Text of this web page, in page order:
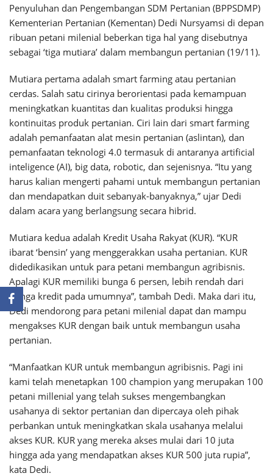
Penyuluhan dan Pengembangan SDM Pertanian (BPPSDMP)
Kementerian Pertanian (Kementan) Dedi Nursyamsi di depan
ribuan petani milenial beberkan tiga hal yang disebutnya
sebagai ‘tiga mutiara’ dalam membangun pertanian (19/11).
Mutiara pertama adalah smart farming atau pertanian
cerdas. Salah satu cirinya berorientasi pada kemampuan
meningkatkan kuantitas dan kualitas produksi hingga
kontinuitas produk pertanian. Ciri lain dari smart farming
adalah pemanfaatan alat mesin pertanian (aslintan), dan
pemanfaatan teknologi 4.0 termasuk di antaranya artificial
inteligence (AI), big data, robotic, dan sejenisnya. “Itu yang
harus kalian mengerti pahami untuk membangun pertanian
dan mendapatkan duit sebanyak-banyaknya,” ujar Dedi
dalam acara yang berlangsung secara hibrid.
Mutiara kedua adalah Kredit Usaha Rakyat (KUR). “KUR
ibarat ‘bensin’ yang menggerakkan usaha pertanian. KUR
didedikasikan untuk para petani membangun agribisnis.
Apalagi KUR memiliki bunga 6 persen, lebih rendah dari
bunga kredit pada umumnya”, tambah Dedi. Maka dari itu,
Dedi mendorong para petani milenial dapat dan mampu
mengakses KUR dengan baik untuk membangun usaha
pertanian.
“Manfaatkan KUR untuk membangun agribisnis. Pagi ini
kami telah menetapkan 100 champion yang merupakan 100
petani millenial yang telah sukses mengembangkan
usahanya di sektor pertanian dan dipercaya oleh pihak
perbankan untuk meningkatkan skala usahanya melalui
akses KUR. KUR yang mereka akses mulai dari 10 juta
hingga ada yang mendapatkan akses KUR 500 juta rupia”,
kata Dedi.